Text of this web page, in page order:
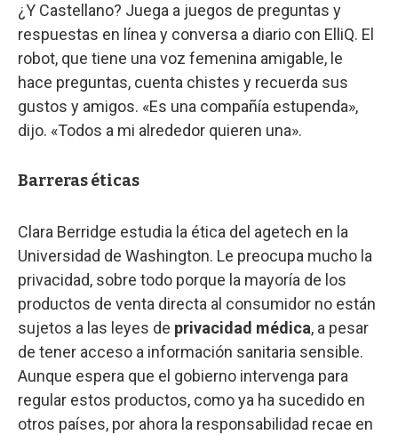
¿Y Castellano? Juega a juegos de preguntas y
respuestas en línea y conversa a diario con ElliQ. El
robot, que tiene una voz femenina amigable, le
hace preguntas, cuenta chistes y recuerda sus
gustos y amigos. «Es una compañía estupenda»,
dijo. «Todos a mi alrededor quieren una».
Barreras éticas
Clara Berridge estudia la ética del agetech en la
Universidad de Washington. Le preocupa mucho la
privacidad, sobre todo porque la mayoría de los
productos de venta directa al consumidor no están
sujetos a las leyes de privacidad médica, a pesar
de tener acceso a información sanitaria sensible.
Aunque espera que el gobierno intervenga para
regular estos productos, como ya ha sucedido en
otros países, por ahora la responsabilidad recae en